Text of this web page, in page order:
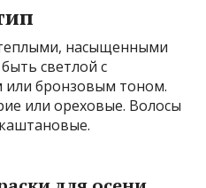
насыщенными
светлой с
бронзовым тоном.
или ореховые. Волосы